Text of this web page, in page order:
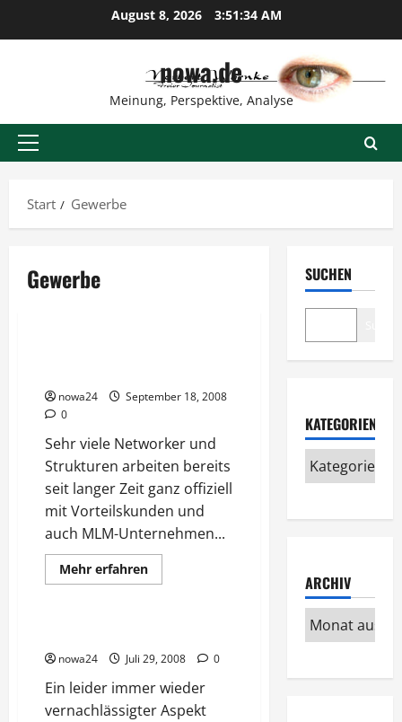
August 8, 2026 3:51:34 AM
nowa.de
Meinung, Perspektive, Analyse
Primäres
Start
Gewerbe
Gewerbe
nowa24
September 18, 2008
0
Sehr viele Networker und
Strukturen arbeiten bereits
seit langer Zeit ganz offiziell
mit Vorteilskunden und
auch MLM-Unternehmen...
Mehr erfahrenMehr
Informationen
Business Recht
nowa24 Juli 29, 2008 0
Ein leider immer wieder
vernachlässigter Aspekt
SUCHEN
KATEGORIEN
ARCHIV